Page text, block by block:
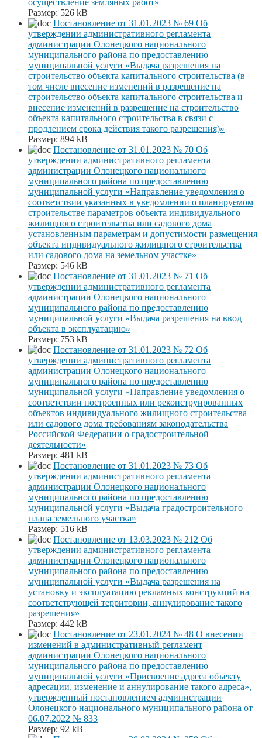
Размер: 526 kB
Постановление от 31.01.2023 № 69 Об
утверждении административного регламента
администрации Олонецкого национального
муниципального района по предоставлению
муниципальной услуги «Выдача разрешения на
строительство объекта капитального строительства (в
том числе внесение изменений в разрешение на
строительство объекта капитального строительства и
внесение изменений в разрешение на строительство
объекта капитального строительства в связи с
продлением срока действия такого разрешения)»
Размер: 894 kB
Постановление от 31.01.2023 № 70 Об
утверждении административного регламента
администрации Олонецкого национального
муниципального района по предоставлению
муниципальной услуги «Направление уведомления о
соответствии указанных в уведомлении о планируемом
строительстве параметров объекта индивидуального
жилищного строительства или садового дома
установленным параметрам и допустимости размещения
объекта индивидуального жилищного строительства
или садового дома на земельном участке»
Размер: 546 kB
Постановление от 31.01.2023 № 71 Об
утверждении административного регламента
администрации Олонецкого национального
муниципального района по предоставлению
муниципальной услуги «Выдача разрешения на ввод
объекта в эксплуатацию»
Размер: 753 kB
Постановление от 31.01.2023 № 72 Об
утверждении административного регламента
администрации Олонецкого национального
муниципального района по предоставлению
муниципальной услуги «Направление уведомления о
соответствии построенных или реконструированных
объектов индивидуального жилищного строительства
или садового дома требованиям законодательства
Российской Федерации о градостроительной
деятельности»
Размер: 481 kB
Постановление от 31.01.2023 № 73 Об
утверждении административного регламента
администрации Олонецкого национального
муниципального района по предоставлению
муниципальной услуги «Выдача градостроительного
плана земельного участка»
Размер: 516 kB
Постановление от 13.03.2023 № 212 Об
утверждении административного регламента
администрации Олонецкого национального
муниципального района по предоставлению
муниципальной услуги «Выдача разрешения на
установку и эксплуатацию рекламных конструкций на
соответствующей территории, аннулирование такого
разрешения»
Размер: 442 kB
Постановление от 23.01.2024 № 48 О внесении
изменений в административный регламент
администрации Олонецкого национального
муниципального района по предоставлению
муниципальной услуги «Присвоение адреса объекту
адресации, изменение и аннулирование такого адреса»,
утвержденный постановлением администрации
Олонецкого национального муниципального района от
06.07.2022 № 833
Размер: 92 kB